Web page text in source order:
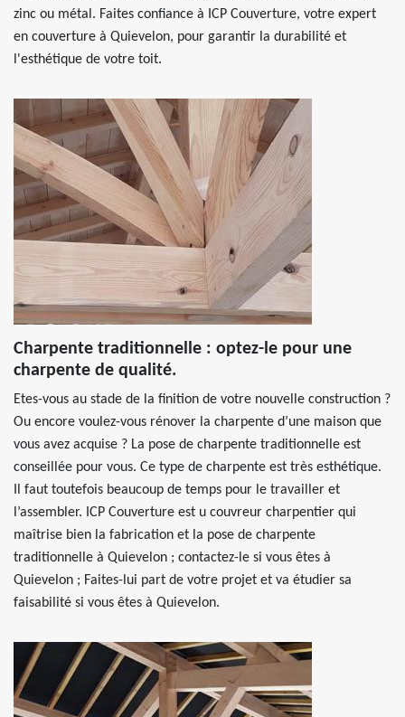
zinc ou métal. Faites confiance à ICP Couverture, votre expert
en couverture à Quievelon, pour garantir la durabilité et
l'esthétique de votre toit.
Charpente traditionnelle : optez-le pour une
charpente de qualité.
Etes-vous au stade de la finition de votre nouvelle construction ?
Ou encore voulez-vous rénover la charpente d’une maison que
vous avez acquise ? La pose de charpente traditionnelle est
conseillée pour vous. Ce type de charpente est très esthétique.
Il faut toutefois beaucoup de temps pour le travailler et
l’assembler. ICP Couverture est u couvreur charpentier qui
maîtrise bien la fabrication et la pose de charpente
traditionnelle à Quievelon ; contactez-le si vous êtes à
Quievelon ; Faites-lui part de votre projet et va étudier sa
faisabilité si vous êtes à Quievelon.